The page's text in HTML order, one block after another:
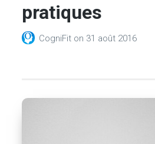
pratiques
CogniFit on 31 août 2016